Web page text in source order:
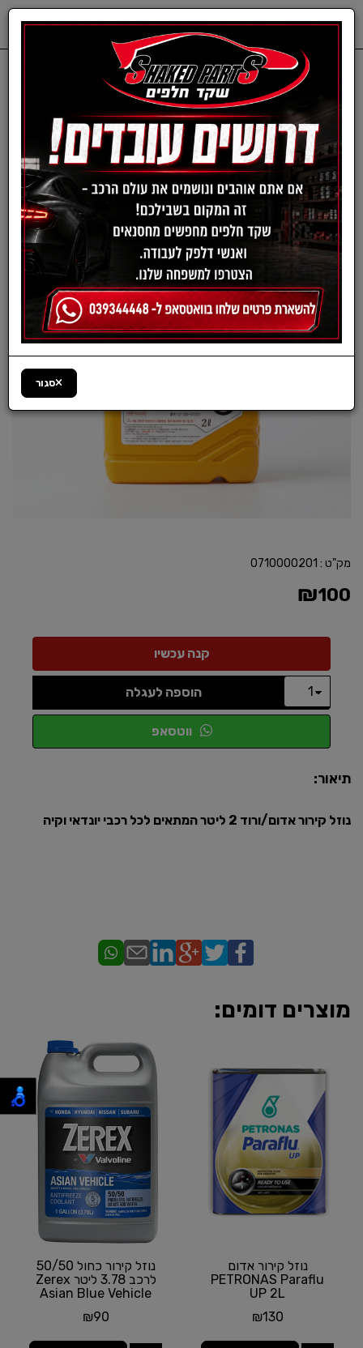
שמנים ותוספים נוזלי קירור
נוזל קירור אדום/ורוד לרכבי
יונדאי וקיה | 2 ליטר
מק"ט : 0710000201
₪100
הוספה לעגלה
ווטסאפ
תיאור:
נוזל קירור אדום/ורוד 2 ליטר המתאים לכל רכבי יונדאי וקיה
מוצרים דומים:
נוזל קירור אדום
PETRONAS Paraflu
UP 2L
₪130
נוזל קירור כחול 50/50
לרכב 3.78 ליטר Zerex
Asian Blue Vehicle
₪90
סגור